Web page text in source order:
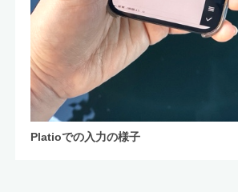
Platioでの入力の様子